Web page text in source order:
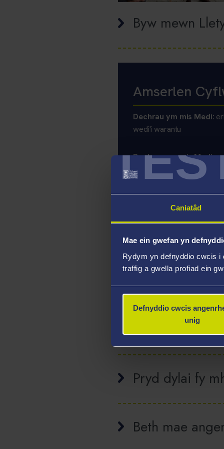
Caniatâd
Mae ein gwefan yn
Rydym yn defnyddio cwcis i
traffig a gwella profiad ein
Defnyddio cwcis
unig
Byw mewn
Amserlen
Dechrau ym mis Medi:
wedi'i warantu
Dechrau ym mis Medi,
Ewch i'n tudalennausut i
broses cyflwyno cais.
Cwestiynau
Pa lety rydych
Pryd dylai fy
Beth mae